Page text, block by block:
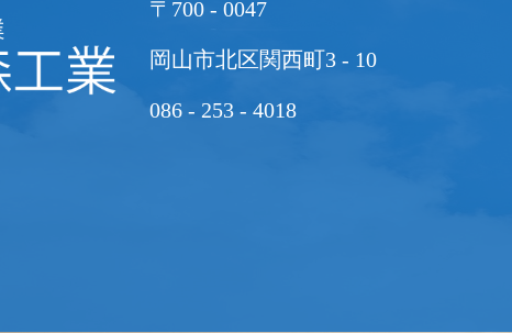
〒700 - 0047
岡山市北区関西町3 - 10
086 - 253 - 4018